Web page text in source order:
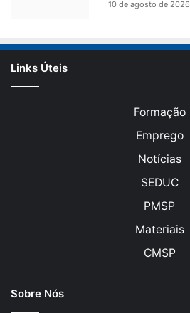
10 de agosto de 2026
Links Úteis
Formação
Emprego
Notícias
SEDUC
PMSP
Materiais
CMSP
Sobre Nós